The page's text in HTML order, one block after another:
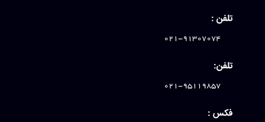
تلفن :
021-91307074
تلفن:
021-95119857
فکس :